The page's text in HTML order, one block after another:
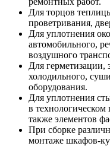
Для торцов
проветривания,
Для уплотнения
автомобильного,
воздушного
Для герметизации,
холодильного,
оборудования.
Для уплотнения
в технологическом
также элементов
При сборке
монтаже шкафов-